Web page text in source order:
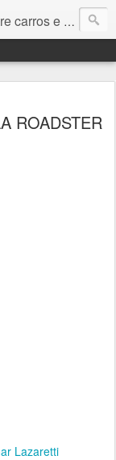
e motores
ROADSTER
Lazaretti